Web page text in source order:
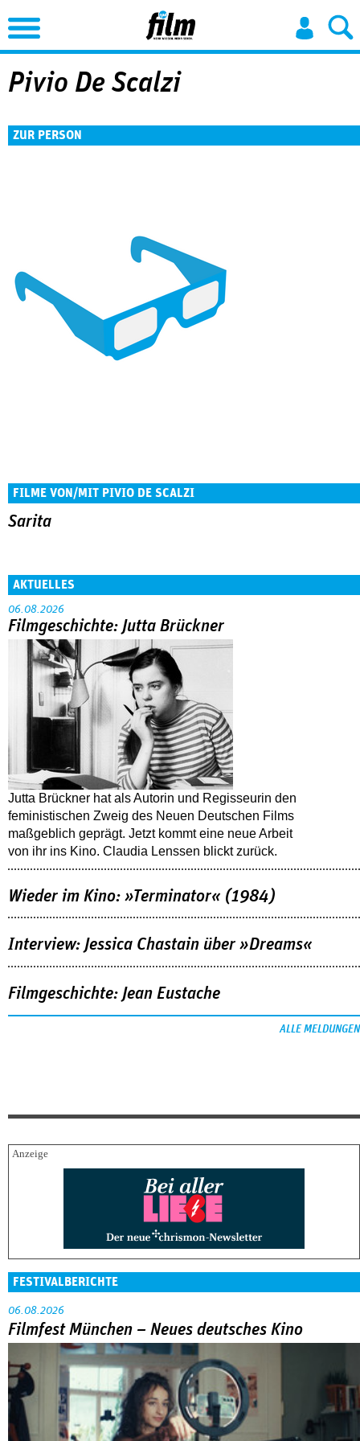
Jump to Navigation
Pivio De Scalzi
ZUR PERSON
FILME VON/MIT PIVIO DE SCALZI
Sarita
AKTUELLES
06.08.2026
Filmgeschichte: Jutta Brückner
Jutta Brückner hat als Autorin und Regisseurin den
feministischen Zweig des Neuen Deutschen Films
maßgeblich geprägt. Jetzt kommt eine neue Arbeit
von ihr ins Kino. Claudia Lenssen blickt zurück.
Wieder im Kino: »Terminator« (1984)
Interview: Jessica Chastain über »Dreams«
Filmgeschichte: Jean Eustache
ALLE MELDUNGEN
FESTIVALBERICHTE
06.08.2026
Filmfest München – Neues deutsches Kino